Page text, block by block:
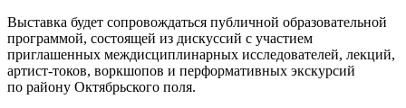
Выставка будет сопровождаться публичной образовательной
программой, состоящей из дискуссий с участием
приглашенных междисциплинарных исследователей, лекций,
артист-токов, воркшопов и перформативных экскурсий
по району Октябрьского поля.